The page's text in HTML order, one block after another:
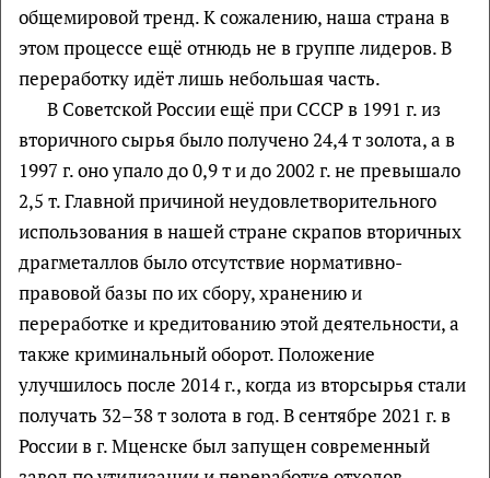
общемировой тренд. К сожалению, наша страна в
этом процессе ещё отнюдь не в группе лидеров. В
переработку идёт лишь небольшая часть.
В Советской России ещё при СССР в 1991 г. из
вторичного сырья было получено 24,4 т золота, а в
1997 г. оно упало до 0,9 т и до 2002 г. не превышало
2,5 т. Главной причиной неудовлетворительного
использования в нашей стране скрапов вторичных
драгметаллов было отсутствие нормативно-
правовой базы по их сбору, хранению и
переработке и кредитованию этой деятельности, а
также криминальный оборот. Положение
улучшилось после 2014 г., когда из вторсырья стали
получать 32–38 т золота в год. В сентябре 2021 г. в
России в г. Мценске был запущен современный